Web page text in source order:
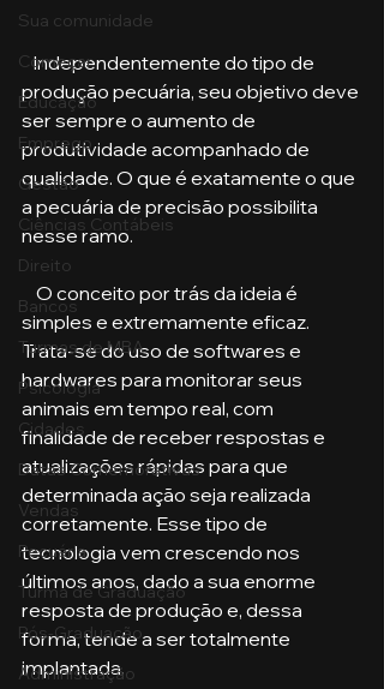
Sua comunidade
Começar
Educação
Emprego
Gestão
Ciências Contábeis
Direito
Bancos
Turmas de MBA
Psicologia
Cidades
Datas Comemorativas
Vendas
Pecuária
Turma de Graduação
Pós-Graduação
Administração
   Independentemente do tipo de
produção pecuária, seu objetivo deve
ser sempre o aumento de
produtividade acompanhado de
qualidade. O que é exatamente o que
a pecuária de precisão possibilita
nesse ramo.
simples e extremamente eficaz.
Trata-se do uso de softwares e
hardwares para monitorar seus
animais em tempo real, com
finalidade de receber respostas e
atualizações rápidas para que
determinada ação seja realizada
corretamente. Esse tipo de
tecnologia vem crescendo nos
últimos anos, dado a sua enorme
resposta de produção e, dessa
forma, tende a ser totalmente
implantada.